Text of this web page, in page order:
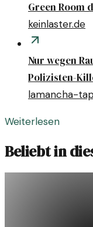
Green Room
keinlaster.de
Nur wegen
Polizisten-
lamancha-
Weiterlesen
Beliebt in